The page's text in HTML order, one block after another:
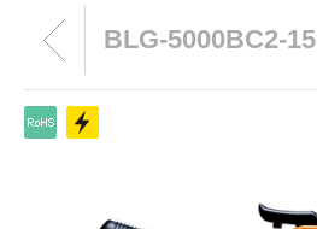
BLG-5000BC2-15